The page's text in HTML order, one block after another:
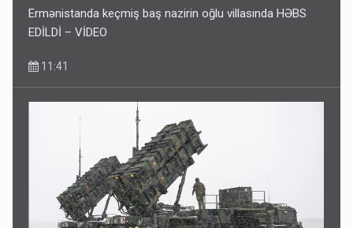
Ermənistanda keçmiş baş nazirin oğlu villasında HƏBS
EDİLDİ – VİDEO
11:41